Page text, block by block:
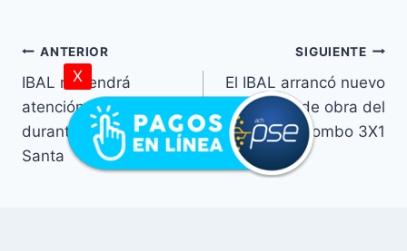
ANTERIOR
IBAL no tendrá
atención al público
durante Semana
Santa
SIGUIENTE
El IBAL arrancó nuevo
frente de obra del
Combo 3X1
X